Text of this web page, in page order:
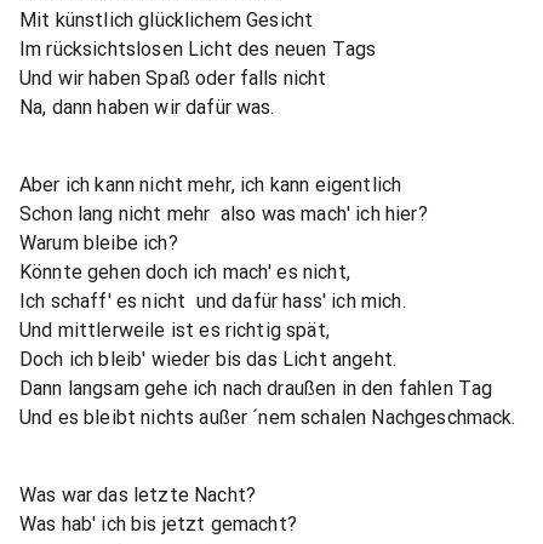
Mit künstlich glücklichem Gesicht
Im rücksichtslosen Licht des neuen Tags
Und wir haben Spaß oder falls nicht 
Na, dann haben wir dafür was.
Aber ich kann nicht mehr, ich kann eigentlich
Schon lang nicht mehr  also was mach' ich hier?
Warum bleibe ich?
Könnte gehen doch ich mach' es nicht,
Ich schaff' es nicht  und dafür hass' ich mich.
Und mittlerweile ist es richtig spät,
Doch ich bleib' wieder bis das Licht angeht.
Dann langsam gehe ich nach draußen in den fahlen Tag
Und es bleibt nichts außer ´nem schalen Nachgeschmack.
Was war das letzte Nacht?
Was hab' ich bis jetzt gemacht?